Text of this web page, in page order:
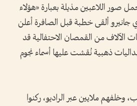
صور اللاعبين مذيلة بعبارة «هؤلاء
جانيرو ألقى خطبة قبل الصافرة أعلن
الآلاف من القمصان الاحتفالية قد
ذهبية نُقشت عليها أسماء نجوم
وخلفهم ملايين عبر الراديو، ركنوا